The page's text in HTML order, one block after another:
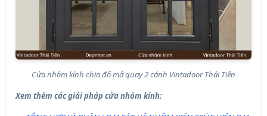
Cửa nhôm kính chia đố mở quay 2 cánh Vintadoor Thái Tiến
Xem thêm các giải pháp cửa nhôm kính: